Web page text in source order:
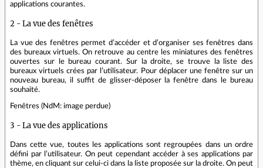
applications courantes.
2 - La vue des fenêtres
La vue des fenêtres permet d’accéder et d’organiser ses fenêtres dans
des bureaux virtuels. On retrouve au centre les miniatures des fenêtres
ouvertes sur le bureau courant. Sur la droite, se trouve la liste des
bureaux virtuels crées par l’utilisateur. Pour déplacer une fenêtre sur un
nouveau bureau, il suffit de glisser‐déposer la fenêtre dans le bureau
souhaité.
Fenêtres (NdM: image perdue)
3 - La vue des applications
Dans cette vue, toutes les applications sont regroupées dans un ordre
défini par l’utilisateur. On peut cependant accéder à ses applications par
thème, en cliquant sur celui‐ci dans la liste proposée sur la droite. On peut